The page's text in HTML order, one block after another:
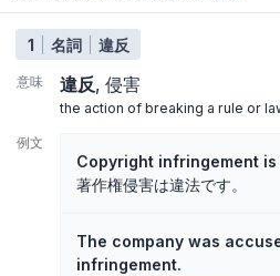
1 名詞 違反
意味 違反 侵害
the action of breaking a rule or
例文
Copyright infringement
著作権侵害は違法です。
The company was
infringement.